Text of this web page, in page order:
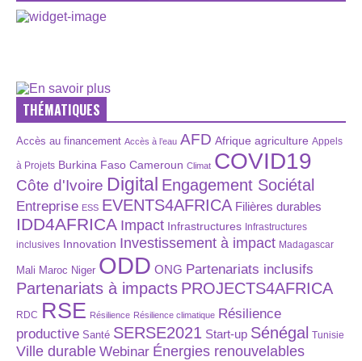
THÉMATIQUES
Accès au financement Accès à l’eau AFD Afrique agriculture Appels
à Projets Burkina Faso Cameroun Climat COVID19
Côte d'Ivoire Digital Engagement Sociétal
Entreprise ESS EVENTS4AFRICA Filières durables
IDD4AFRICA Impact Infrastructures Infrastructures
inclusives Innovation Investissement à impact Madagascar
Mali Maroc Niger ODD ONG Partenariats inclusifs
Partenariats à impacts PROJECTS4AFRICA
RDC RSE Résilience Résilience climatique Résilience
productive Santé SERSE2021 Start-up Sénégal Tunisie
Ville durable Webinar Énergies renouvelables